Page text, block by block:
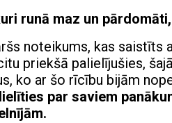
runā maz un
noteikums, kas saistīts
priekšā palielījušies,
ko ar šo rīcību bijām
par saviem